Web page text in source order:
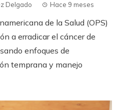
Delgado Hace 9 meses
de la Salud (OPS)
a erradicar el cáncer de
enfoques de
temprana y manejo